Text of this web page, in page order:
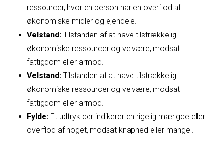
ressourcer, hvor en person har en overflod af
økonomiske midler og ejendele.
Velstand: Tilstanden af at have tilstrækkelig
økonomiske ressourcer og velvære, modsat
fattigdom eller armod.
Velstand: Tilstanden af at have tilstrækkelig
økonomiske ressourcer og velvære, modsat
fattigdom eller armod.
Fylde: Et udtryk der indikerer en rigelig mængde eller
overflod af noget, modsat knaphed eller mangel.